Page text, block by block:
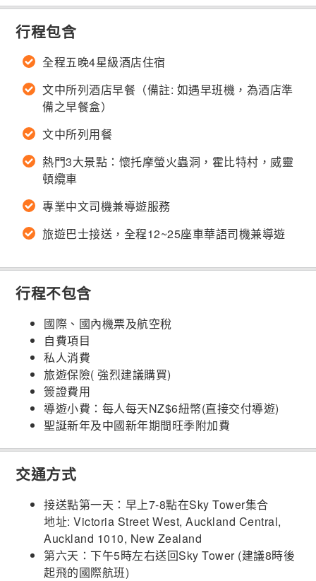
行程包含
全程五晚4星級酒店住宿
文中所列酒店早餐（備註: 如遇早班機，為酒店準
備之早餐盒）
文中所列用餐
熱門3大景點：懷托摩螢火蟲洞，霍比特村，威靈
頓纜車
專業中文司機兼導遊服務
旅遊巴士接送，全程12~25座車華語司機兼導遊
行程不包含
國際、國內機票及航空稅
自費項目
私人消費
旅遊保險( 強烈建議購買)
簽證費用
導遊小費：每人每天NZ$6紐幣(直接交付導遊)
聖誕新年及中國新年期間旺季附加費
交通方式
接送點第一天：早上7-8點在Sky Tower集合
地址: Victoria Street West, Auckland Central,
Auckland 1010, New Zealand
第六天：下午5時左右送回Sky Tower (建議8時後
起飛的國際航班)